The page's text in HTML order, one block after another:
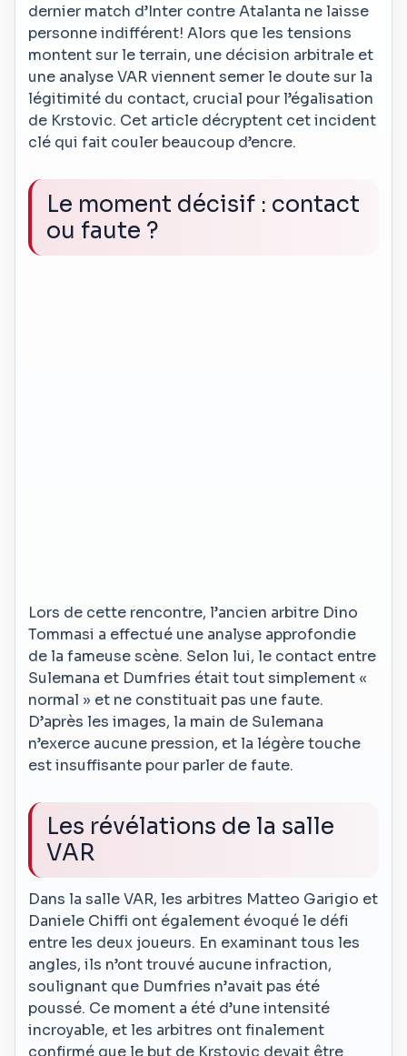
dernier match d’Inter contre Atalanta ne laisse
personne indifférent! Alors que les tensions
montent sur le terrain, une décision arbitrale et
une analyse VAR viennent semer le doute sur la
légitimité du contact, crucial pour l’égalisation
de Krstovic. Cet article décryptent cet incident
clé qui fait couler beaucoup d’encre.
Le moment décisif : contact
ou faute ?
Lors de cette rencontre, l’ancien arbitre Dino
Tommasi a effectué une analyse approfondie
de la fameuse scène. Selon lui, le contact entre
Sulemana et Dumfries était tout simplement «
normal » et ne constituait pas une faute.
D’après les images, la main de Sulemana
n’exerce aucune pression, et la légère touche
est insuffisante pour parler de faute.
Les révélations de la salle
VAR
Dans la salle VAR, les arbitres Matteo Garigio et
Daniele Chiffi ont également évoqué le défi
entre les deux joueurs. En examinant tous les
angles, ils n’ont trouvé aucune infraction,
soulignant que Dumfries n’avait pas été
poussé. Ce moment a été d’une intensité
incroyable, et les arbitres ont finalement
confirmé que le but de Krstovic devait être